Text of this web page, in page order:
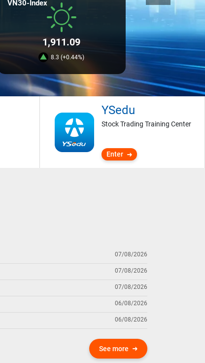
VN30-Index
1,911.09
8.3 (+0.44%)
YSedu
Stock Trading Training Center
Enter
07/08/2026
07/08/2026
07/08/2026
06/08/2026
06/08/2026
See more